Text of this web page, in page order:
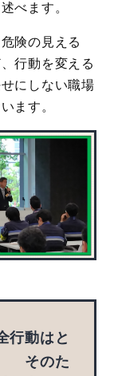
べます。
険の見える
行動を変える
にしない職場
ます。
行動はと
た